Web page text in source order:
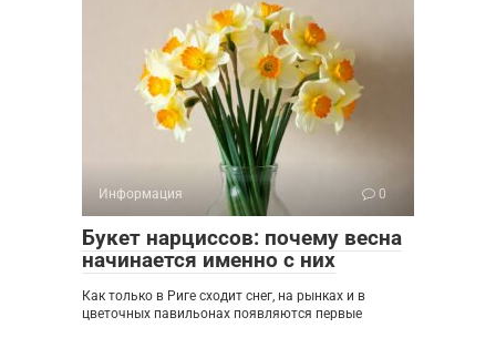
Информация 0
Букет нарциссов: почему весна
начинается именно с них
Как только в Риге сходит снег, на рынках и в
цветочных павильонах появляются первые